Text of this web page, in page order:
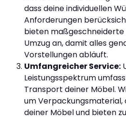
dass deine individuellen
Anforderungen
bieten maßgeschneiderte
Umzug an, damit alles
Vorstellungen abläuft.
Umfangreicher Service:
Leistungsspektrum
Transport deiner Möbel.
um Verpackungsmaterial,
deiner Möbel und bieten